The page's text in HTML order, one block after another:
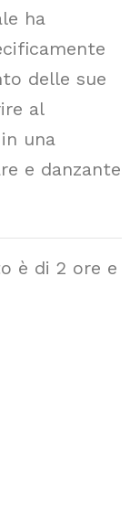
ha
delle sue
al
una
e danzante
è di 2 ore e